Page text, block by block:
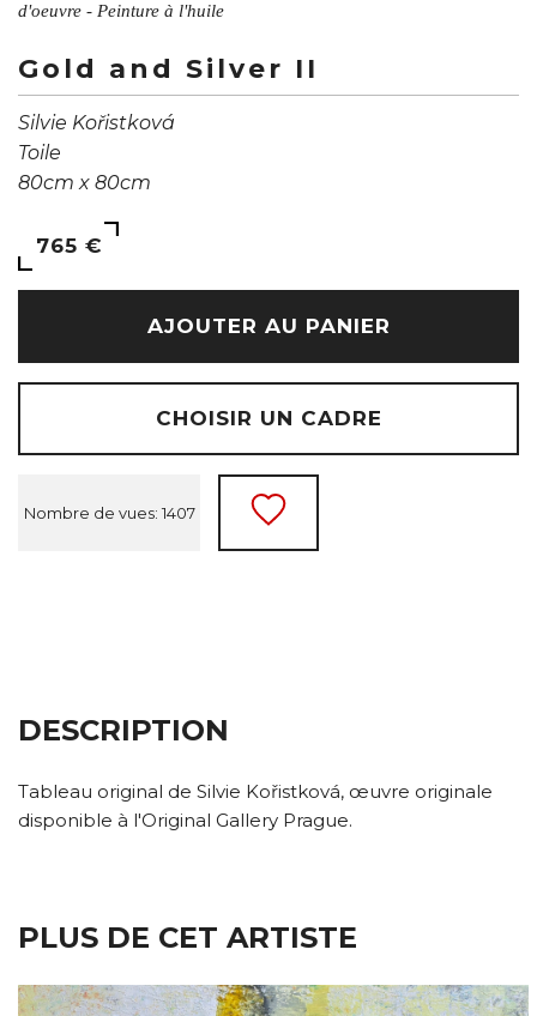
d'oeuvre - Peinture à l'huile
Gold and Silver II
Silvie Kořistková
Toile
80cm x 80cm
765 €
AJOUTER AU PANIER
CHOISIR UN CADRE
Nombre de vues: 1407
DESCRIPTION
Tableau original de Silvie Kořistková, œuvre originale
disponible à l'Original Gallery Prague.
PLUS DE CET ARTISTE